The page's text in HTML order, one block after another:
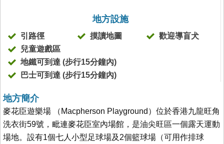
地方設施
引路徑 摸讀地圖
歡迎導盲犬
兒童遊戲區
地鐵可到達 (步行15分鐘內)
巴士可到達 (步行15分鐘內)
地方簡介
麥花臣遊樂場 （Macpherson Playground）位於香港九龍旺角
洗衣街59號，毗連麥花臣室內場館，是油尖旺區一個露天運動
場地。設有1個七人小型足球場及2個籃球場（可用作排球